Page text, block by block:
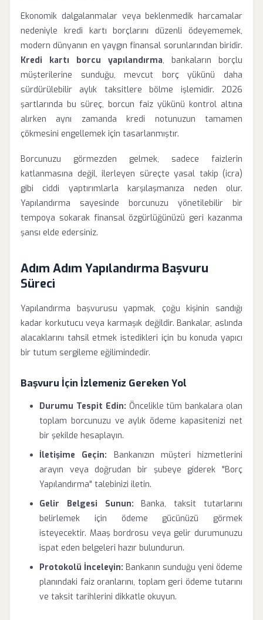
Ekonomik dalgalanmalar veya beklenmedik harcamalar
nedeniyle kredi kartı borçlarını düzenli ödeyememek,
modern dünyanın en yaygın finansal sorunlarından biridir.
Kredi kartı borcu yapılandırma, bankaların borçlu
müşterilerine sunduğu, mevcut borç yükünü daha
sürdürülebilir aylık taksitlere bölme işlemidir. 2026
şartlarında bu süreç, borcun faiz yükünü kontrol altına
alırken aynı zamanda kredi notunuzun tamamen
çökmesini engellemek için tasarlanmıştır.
Borcunuzu görmezden gelmek, sadece faizlerin
katlanmasına değil, ilerleyen süreçte yasal takip (icra)
gibi ciddi yaptırımlarla karşılaşmanıza neden olur.
Yapılandırma sayesinde borcunuzu yönetilebilir bir
tempoya sokarak finansal özgürlüğünüzü geri kazanma
şansı elde edersiniz.
Adım Adım Yapılandırma Başvuru
Süreci
Yapılandırma başvurusu yapmak, çoğu kişinin sandığı
kadar korkutucu veya karmaşık değildir. Bankalar, aslında
alacaklarını tahsil etmek istedikleri için bu konuda yapıcı
bir tutum sergileme eğilimindedir.
Başvuru İçin İzlemeniz Gereken Yol
Durumu Tespit Edin: Öncelikle tüm bankalara olan
toplam borcunuzu ve aylık ödeme kapasitenizi net
bir şekilde hesaplayın.
İletişime Geçin: Bankanızın müşteri hizmetlerini
arayın veya doğrudan bir şubeye giderek "Borç
Yapılandırma" talebinizi iletin.
Gelir Belgesi Sunun: Banka, taksit tutarlarını
belirlemek için ödeme gücünüzü görmek
isteyecektir. Maaş bordrosu veya gelir durumunuzu
ispat eden belgeleri hazır bulundurun.
Protokolü İnceleyin: Bankanın sunduğu yeni ödeme
planındaki faiz oranlarını, toplam geri ödeme tutarını
ve taksit tarihlerini dikkatle okuyun.